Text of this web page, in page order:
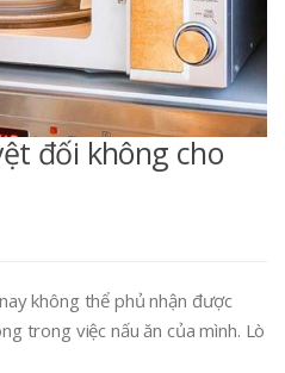
đối không cho
không thể phủ nhận được
trong việc nấu ăn của mình. Lò